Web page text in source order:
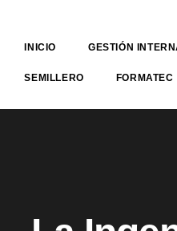
INICIO GESTIÓN
SEMILLERO FORMATEC